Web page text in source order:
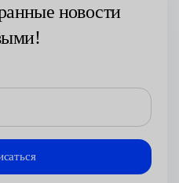
новости